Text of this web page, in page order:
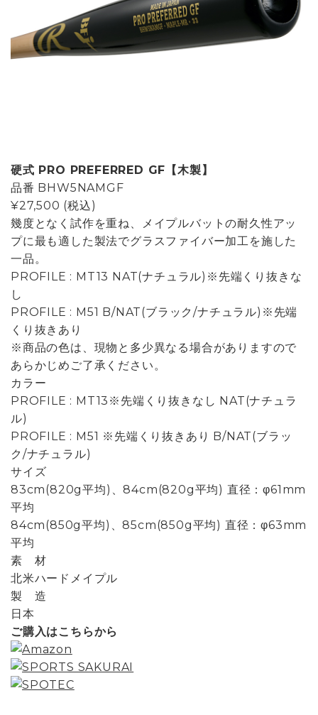
硬式 PRO PREFERRED GF【木製】
品番 BHW5NAMGF
¥27,500 (税込)
幾度となく試作を重ね、メイプルバットの耐久性アッ
プに最も適した製法でグラスファイバー加工を施した
一品。
PROFILE : MT13 NAT(ナチュラル)※先端くり抜きな
し
PROFILE : M51 B/NAT(ブラック/ナチュラル)※先端
くり抜きあり
※商品の色は、現物と多少異なる場合がありますので
あらかじめご了承ください。
カラー
PROFILE : MT13※先端くり抜きなし NAT(ナチュラ
ル)
PROFILE : M51 ※先端くり抜きあり B/NAT(ブラッ
ク/ナチュラル)
サイズ
83cm(820g平均)、84cm(820g平均) 直径：φ61mm
平均
84cm(850g平均)、85cm(850g平均) 直径：φ63mm
平均
素 材
北米ハードメイプル
製 造
日本
ご購入はこちらから